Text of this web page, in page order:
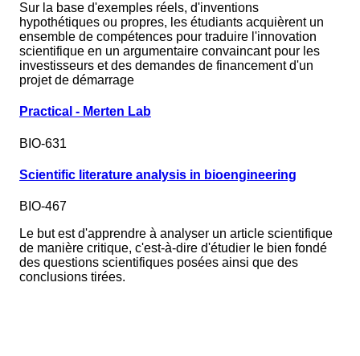
Sur la base d'exemples réels, d'inventions
hypothétiques ou propres, les étudiants acquièrent un
ensemble de compétences pour traduire l'innovation
scientifique en un argumentaire convaincant pour les
investisseurs et des demandes de financement d'un
projet de démarrage
Practical - Merten Lab
BIO-631
Scientific literature analysis in bioengineering
BIO-467
Le but est d'apprendre à analyser un article scientifique
de manière critique, c'est-à-dire d'étudier le bien fondé
des questions scientifiques posées ainsi que des
conclusions tirées.